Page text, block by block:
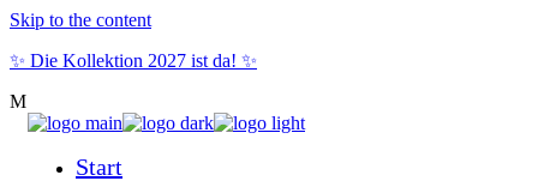
Skip to the content
✨ Die Kollektion 2027 ist da! ✨
Start